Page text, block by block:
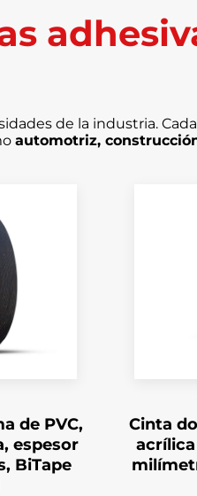
de la industria. Cada
automotriz,
de PVC,
espesor
BiTape
Cinta
acrílica